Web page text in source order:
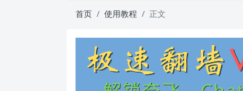
首页 使用教程 正文